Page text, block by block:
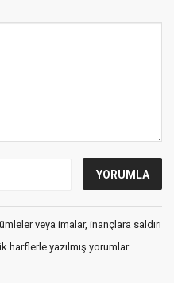
veya imalar, inançlara saldırı
harflerle yazılmış yorumlar